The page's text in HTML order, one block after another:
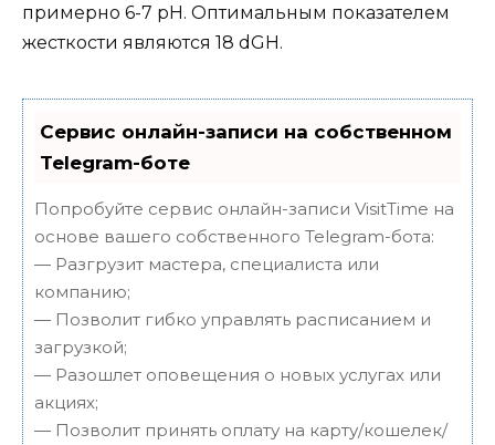
примерно 6-7 рН. Оптимальным показателем
жесткости являются 18 dGH.
Сервис онлайн-записи на собственном
Telegram-боте
Попробуйте сервис онлайн-записи VisitTime на
основе вашего собственного Telegram-бота:
— Разгрузит мастера, специалиста или
компанию;
— Позволит гибко управлять расписанием и
загрузкой;
— Разошлет оповещения о новых услугах или
акциях;
— Позволит принять оплату на карту/кошелек/